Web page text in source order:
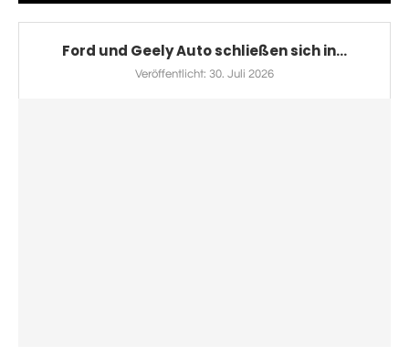
Ford und Geely Auto schließen sich in...
Veröffentlicht: 30. Juli 2026